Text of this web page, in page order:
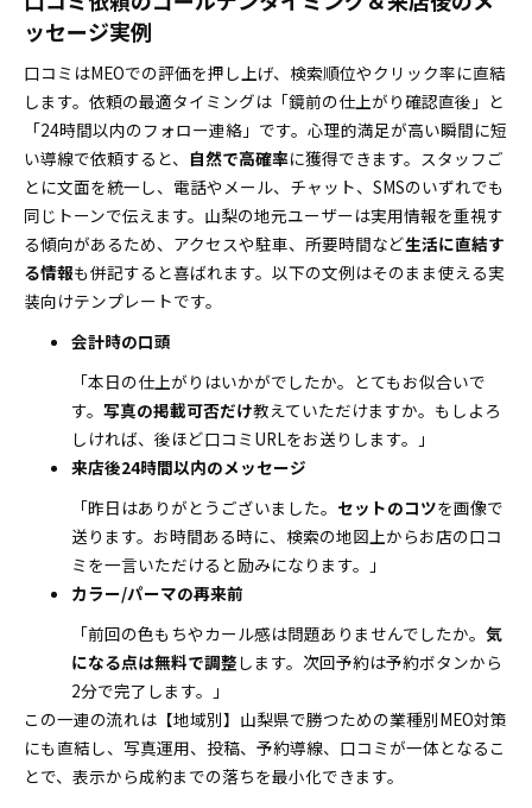
ッセージ実例
口コミはMEOでの評価を押し上げ、検索順位やクリック率に直結
します。依頼の最適タイミングは「鏡前の仕上がり確認直後」と
「24時間以内のフォロー連絡」です。心理的満足が高い瞬間に短
い導線で依頼すると、 自然で高確率に獲得できます。スタッフご
とに文面を統一し、電話やメール、チャット、SMSのいずれでも
同じトーンで伝えます。山梨の地元ユーザーは実用情報を重視す
る傾向があるため、アクセスや駐車、所要時間など生活に直結す
る情報も併記すると喜ばれます。以下の文例はそのまま使える実
装向けテンプレートです。
会計時の口頭
「本日の仕上がりはいかがでしたか。とてもお似合いで
す。 写真の掲載可否だけ教えていただけますか。もしよろ
しければ、後ほど口コミURLをお送りします。」
来店後24時間以内のメッセージ
「昨日はありがとうございました。 セットのコツを画像で
送ります。お時間ある時に、検索の地図上からお店の口コ
ミを一言いただけると励みになります。」
カラー/パーマの再来前
「前回の色もちやカール感は問題ありませんでしたか。 気
になる点は無料で調整 します。次回予約は予約ボタンから
2分で完了します。」
この一連の流れは【地域別】山梨県で勝つための業種別MEO対策
にも直結し、写真運用、投稿、予約導線、口コミが一体となるこ
とで、表示から成約までの落ちを最小化できます。